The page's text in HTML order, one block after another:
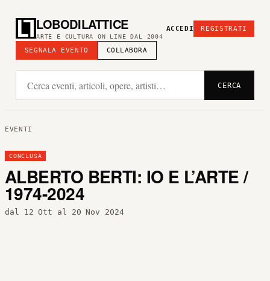
LOBODILATTICE
ARTE E CULTURA ON LINE DAL 2004
SEGNALA EVENTO COLLABORA
ACCEDI REGISTRATI
CERCA
EVENTI
CONCLUSA
ALBERTO BERTI: IO E L’ARTE /
1974-2024
dal 12 Ott al 20 Nov 2024